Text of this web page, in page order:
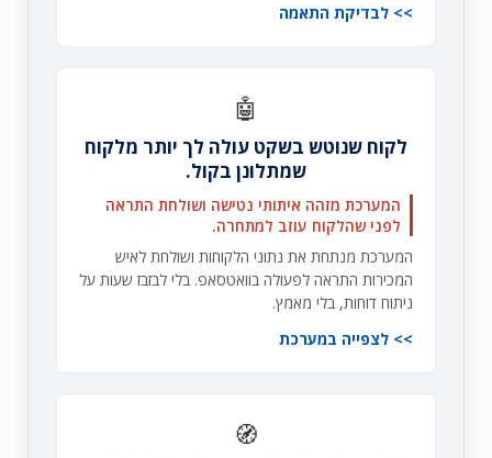
לבדיקת התאמה
🤖
לקוח שנוטש בשקט עולה לך יותר מלקוח
שמתלונן בקול.
המערכת מזהה איתותי נטישה ושולחת התראה
לפני שהלקוח עוזב למתחרה.
המערכת מנתחת את נתוני הלקוחות ושולחת לאיש
המכירות התראה לפעולה בוואטסאפ. בלי לבזבז שעות על
ניתוח דוחות, בלי מאמץ.
לצפייה במערכת
🧭